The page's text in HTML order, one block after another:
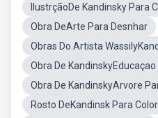
IlustrçãoDe Kandinsky Para
Obra DeArte Para Desnhar
Obras Do Artista
Obra De KandinskyEducaçao
Obra De KandinskyArvore
Rosto DeKandinsk Para